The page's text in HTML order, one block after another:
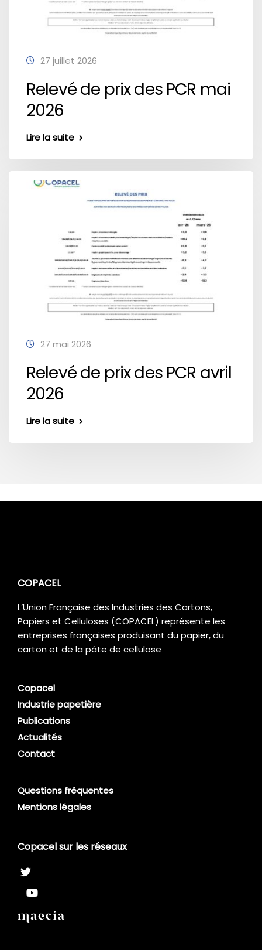
27 juillet 2026
Relevé de prix des PCR mai
2026
Lire la suite
27 mai 2026
Relevé de prix des PCR avril
2026
Lire la suite
COPACEL
L’Union Française des Industries des Cartons,
Papiers et Celluloses (COPACEL) représente les
entreprises françaises produisant du papier, du
carton et de la pâte de cellulose
Copacel
Industrie papetière
Publications
Actualités
Contact
Questions fréquentes
Mentions légales
Copacel sur les réseaux